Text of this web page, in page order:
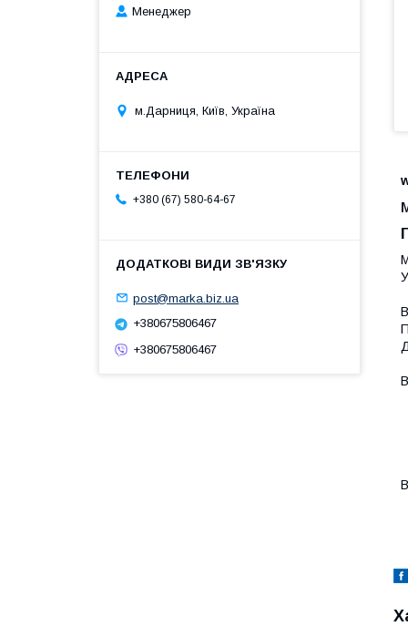
Менеджер
м.Дарниця, Київ, Україна
+380 (67) 580-64-67
post@marka.biz.ua
+380675806467
+380675806467